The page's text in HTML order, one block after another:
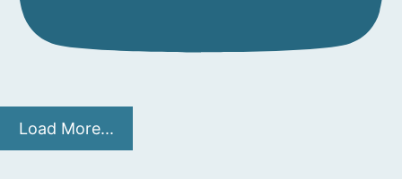
Load More...